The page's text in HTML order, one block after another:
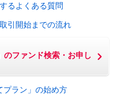
るよくある質問
引開始までの流れ
のファンド検索・お申し
プラン」の始め方